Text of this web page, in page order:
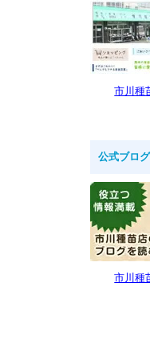
市川種
公式ブログ
市川種